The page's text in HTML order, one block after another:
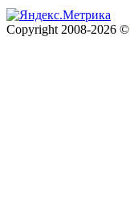
Copyright 2008-2026 ©